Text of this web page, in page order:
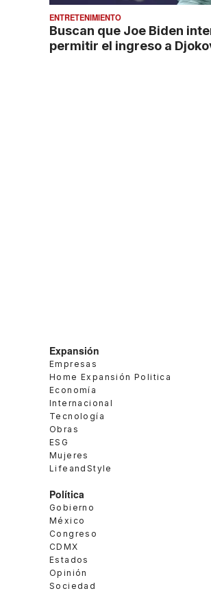
ENTRETENIMIENTO
Buscan que Joe Biden
permitir el ingreso a
Expansión
Empresas
Home Expansión Politica
Economía
Internacional
Tecnología
Obras
ESG
Mujeres
LifeandStyle
Política
Gobierno
México
Congreso
CDMX
Estados
Opinión
Sociedad